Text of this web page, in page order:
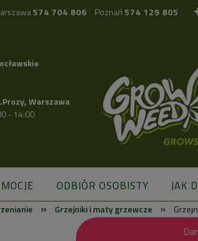
574 704 806 Poznań 574 129 805
Warszawa
- 14:00
ODBIÓR OSOBISTY JAK
» Grzejniki i maty grzewcze »